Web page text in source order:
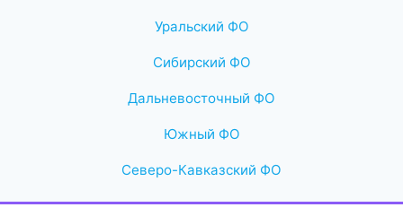
Уральский ФО
Сибирский ФО
Дальневосточный ФО
Южный ФО
Северо-Кавказский ФО